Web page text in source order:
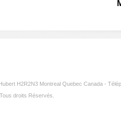
H2R2N3 Montreal Quebec Canada -
droits Réservés.